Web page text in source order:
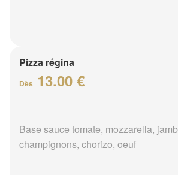
Pizza régina
Dès 13.00 €
Base sauce tomate, mozzarella,
champignons, chorizo, oeuf